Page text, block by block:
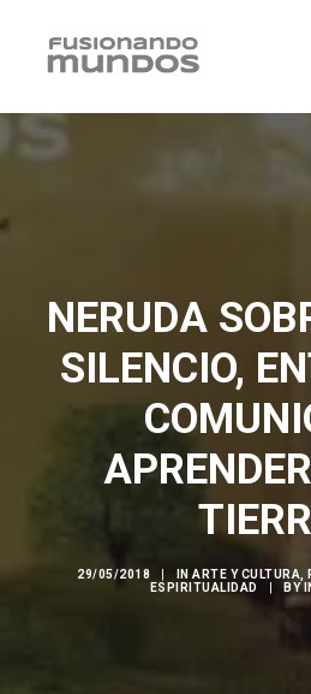
NERUDA
SILENCIO,
29/05/2018 INARTE Y CULTURA
ESPIRITUALIDAD
BY